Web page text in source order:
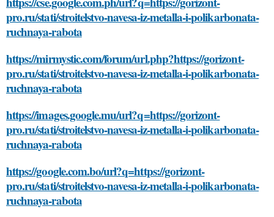
pro.ru/stati/stroitelstvo-navesa-iz-metalla-i-polikarbonata-
ruchnaya-rabota
https://mirmystic.com/forum/url.php?https://gorizont-
pro.ru/stati/stroitelstvo-navesa-iz-metalla-i-polikarbonata-
ruchnaya-rabota
https://images.google.mu/url?q=https://gorizont-
pro.ru/stati/stroitelstvo-navesa-iz-metalla-i-polikarbonata-
ruchnaya-rabota
https://google.com.bo/url?q=https://gorizont-
pro.ru/stati/stroitelstvo-navesa-iz-metalla-i-polikarbonata-
ruchnaya-rabota